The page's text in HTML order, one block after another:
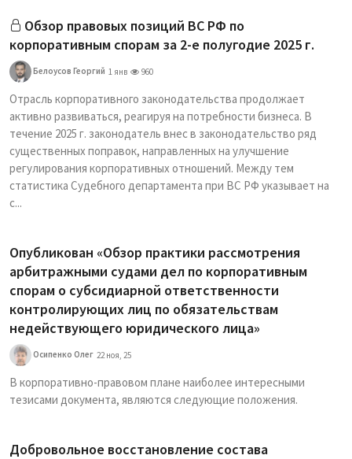
Обзор правовых позиций ВС РФ по
корпоративным спорам за 2-е полугодие 2025 г.
Белоусов Георгий 1 янв 960
Отрасль корпоративного законодательства продолжает
активно развиваться, реагируя на потребности бизнеса. В
течение 2025 г. законодатель внес в законодательство ряд
существенных поправок, направленных на улучшение
регулирования корпоративных отношений. Между тем
статистика Судебного департамента при ВС РФ указывает на
с...
Опубликован «Обзор практики рассмотрения
арбитражными судами дел по корпоративным
спорам о субсидиарной ответственности
контролирующих лиц по обязательствам
недействующего юридического лица»
Осипенко Олег 22 ноя, 25
В корпоративно-правовом плане наиболее интересными
тезисами документа, являются следующие положения.
Добровольное восстановление состава